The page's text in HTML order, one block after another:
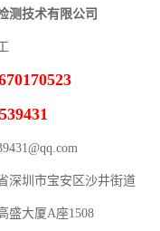
测技术有限公司
深圳市宝安区沙井街道
盛大厦A座1508